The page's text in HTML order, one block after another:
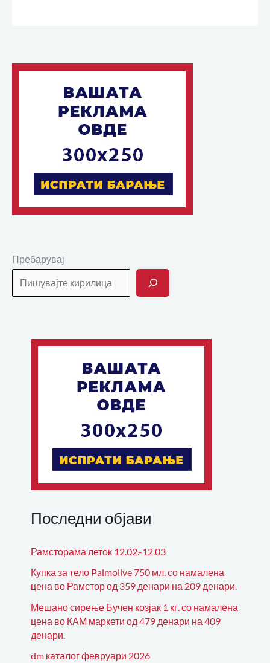
Пребарувај
Последни објави
Рамсторама леток 12.02.-12.03
Купка за тело Palmolive 750 мл. со намалена
цена во Рамстор од 359 денари на 209 денари.
Мешано сирење Бучен козјак 1 кг. со намалена
цена во КАМ маркети од 479 денари на 409
денари.
dm каталог февруари 2026